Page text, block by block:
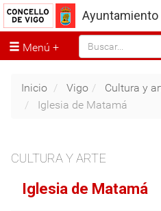
Ayuntamiento
Menú
Inicio Vigo Cultura y
Iglesia de Matamá
CULTURA Y ARTE
Iglesia de Matamá